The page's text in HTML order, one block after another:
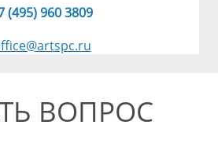
(495) 960 3809
ВОПРОС